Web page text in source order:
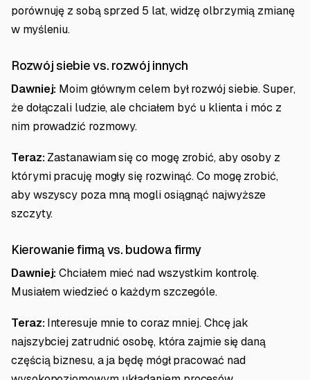
porównuję z sobą sprzed 5 lat, widzę olbrzymią zmianę
w myśleniu.
Rozwój siebie vs. rozwój innych
Dawniej: Moim głównym celem był rozwój siebie. Super,
że dołączali ludzie, ale chciałem być u klienta i móc z
nim prowadzić rozmowy.
Teraz:Zastanawiam się co mogę zrobić, aby osoby z
którymi pracuję mogły się rozwinąć. Co mogę zrobić,
aby wszyscy poza mną mogli osiągnąć najwyższe
szczyty.
Kierowanie firmą vs. budowa firmy
Dawniej:Chciałem mieć nad wszystkim kontrolę.
Musiałem wiedzieć o każdym szczególe.
Teraz:Interesuje mnie to coraz mniej. Chcę jak
najszybciej zatrudnić osobę, która zajmie się daną
częścią biznesu, a ja będę mógł pracować nad